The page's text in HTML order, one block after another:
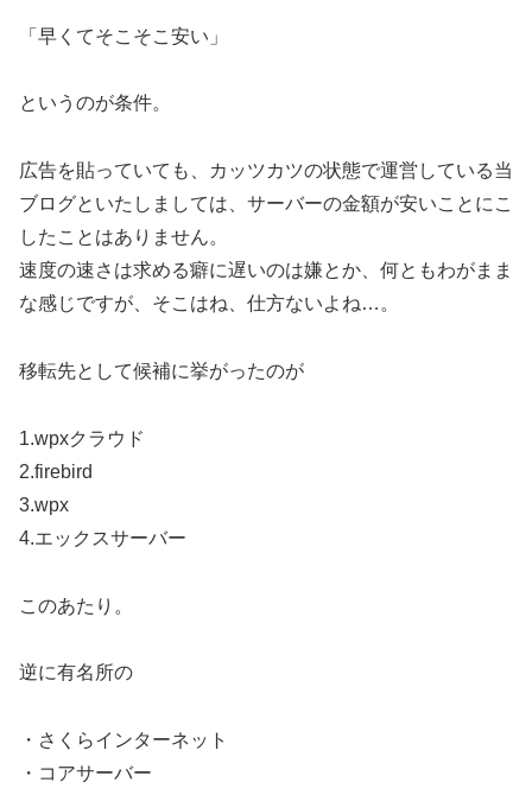
「早くてそこそこ安い」
というのが条件。
広告を貼っていても、カッツカツの状態で運営している当
ブログといたしましては、サーバーの金額が安いことにこ
したことはありません。
速度の速さは求める癖に遅いのは嫌とか、何ともわがまま
な感じですが、そこはね、仕方ないよね…。
移転先として候補に挙がったのが
1.wpxクラウド
2.firebird
3.wpx
4.エックスサーバー
このあたり。
逆に有名所の
・さくらインターネット
・コアサーバー